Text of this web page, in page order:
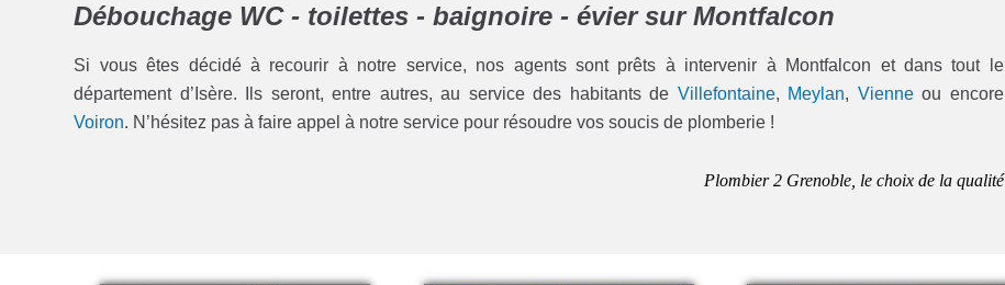
Débouchage WC - toilettes - baignoire - évier sur Montfalcon
Si vous êtes décidé à recourir à notre service, nos agents sont prêts à intervenir à Montfalcon et dans tout le
département d’Isère. Ils seront, entre autres, au service des habitants de Villefontaine, Meylan, Vienneou encore
Voiron. N’hésitez pas à faire appel à notre service pour résoudre vos soucis de plomberie !
Plombier 2 Grenoble, le choix de la qualité